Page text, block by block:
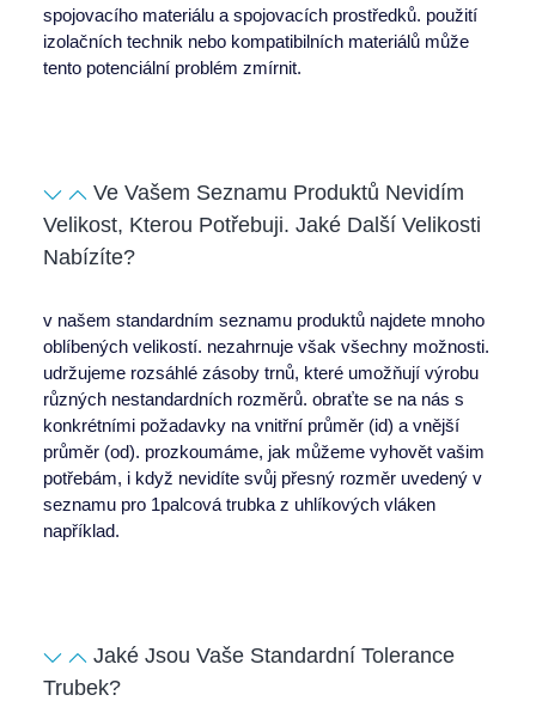
spojovacího materiálu a spojovacích prostředků. použití
izolačních technik nebo kompatibilních materiálů může
tento potenciální problém zmírnit.
Ve Vašem Seznamu Produktů Nevidím
Velikost, Kterou Potřebuji. Jaké Další Velikosti
Nabízíte?
v našem standardním seznamu produktů najdete mnoho
oblíbených velikostí. nezahrnuje však všechny možnosti.
udržujeme rozsáhlé zásoby trnů, které umožňují výrobu
různých nestandardních rozměrů. obraťte se na nás s
konkrétními požadavky na vnitřní průměr (id) a vnější
průměr (od). prozkoumáme, jak můžeme vyhovět vašim
potřebám, i když nevidíte svůj přesný rozměr uvedený v
seznamu pro 1palcová trubka z uhlíkových vláken
například.
Jaké Jsou Vaše Standardní Tolerance
Trubek?